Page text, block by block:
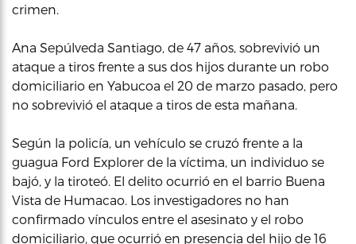
crimen.
Ana Sepúlveda Santiago, de 47 años, sobrevivió un
ataque a tiros frente a sus dos hijos durante un robo
domiciliario en Yabucoa el 20 de marzo pasado, pero
no sobrevivió el ataque a tiros de esta mañana.
Según la policía, un vehículo se cruzó frente a la
guagua Ford Explorer de la víctima, un individuo se
bajó, y la tiroteó. El delito ocurrió en el barrio Buena
Vista de Humacao. Los investigadores no han
confirmado vínculos entre el asesinato y el robo
domiciliario, que ocurrió en presencia del hijo de 16